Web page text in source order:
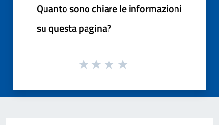
Quanto sono chiare le informazioni
su questa pagina?